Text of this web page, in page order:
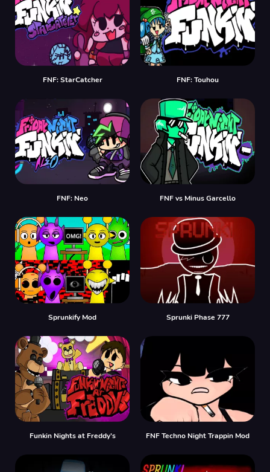
FNF: StarCatcher FNF: Touhou
FNF: Neo FNF vs Minus Garcello
Sprunkify Mod Sprunki Phase 777
Funkin Nights at Freddy’s FNF Techno Night Trappin Mod